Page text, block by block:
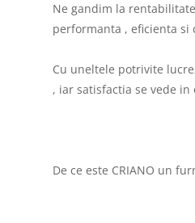
Ne gandim la
performanta , eficienta si
Cu uneltele potrivite
, iar satisfactia se vede
De ce este CRIANO un